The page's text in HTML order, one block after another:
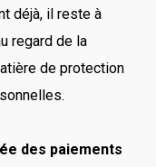
déjà, il reste à
regard de la
de protection
des paiements